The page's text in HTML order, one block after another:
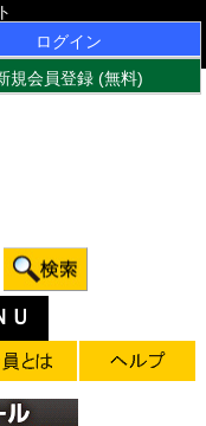
ログイン
規会員登録 (無料)
Ｕ